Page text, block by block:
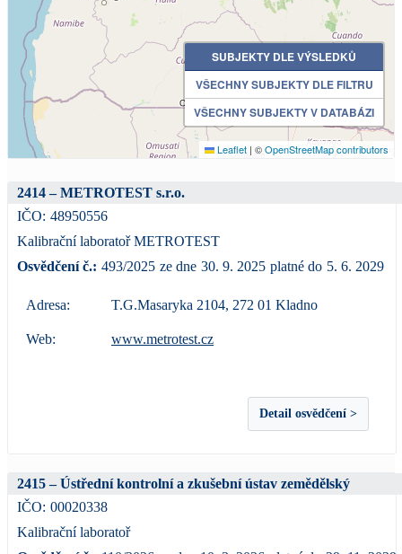
SUBJEKTY DLE VÝSLEDKŮ
VŠECHNY SUBJEKTY DLE FILTRU
VŠECHNY SUBJEKTY V DATABÁZI
Leaflet | ©OpenStreetMap contributors
2414 – METROTEST s.r.o.
IČO: 48950556
Kalibrační laboratoř METROTEST
Osvědčení č.: 493/2025 ze dne 30. 9. 2025 platné do 5. 6. 2029
Adresa: T.G.Masaryka 2104, 272 01 Kladno
Web: www.metrotest.cz
Detail osvědčení >
2415 – Ústřední kontrolní a zkušební ústav zemědělský
IČO: 00020338
Kalibrační laboratoř